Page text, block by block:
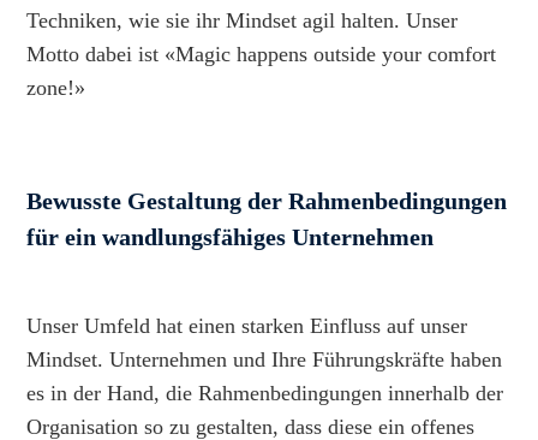
Techniken, wie sie ihr Mindset agil halten. Unser
Motto dabei ist «Magic happens outside your comfort
zone!»
Bewusste Gestaltung der Rahmenbedingungen
für ein wandlungsfähiges Unternehmen
Unser Umfeld hat einen starken Einfluss auf unser
Mindset. Unternehmen und Ihre Führungskräfte haben
es in der Hand, die Rahmenbedingungen innerhalb der
Organisation so zu gestalten, dass diese ein offenes